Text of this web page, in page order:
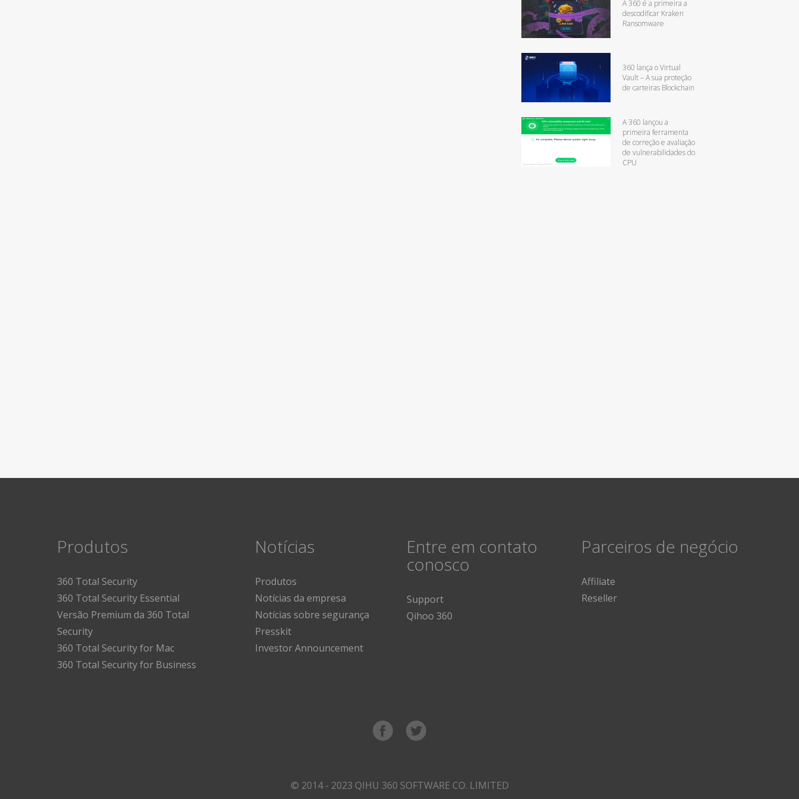
A 360 é a primeira a
descodificar Kraken
Ransomware
360 lança o Virtual
Vault – A sua proteção
de carteiras Blockchain
A 360 lançou a
primeira ferramenta
de correção e avaliação
de vulnerabilidades do
CPU
Produtos
360 Total Security
360 Total Security Essential
Versão Premium da 360 Total
Security
360 Total Security for Mac
360 Total Security for Business
Notícias
Produtos
Notícias da empresa
Notícias sobre segurança
Presskit
Investor Announcement
Entre em contato
conosco
Support
Qihoo 360
Parceiros de negócio
Affiliate
Reseller
© 2014 - 2023 QIHU 360 SOFTWARE CO. LIMITED